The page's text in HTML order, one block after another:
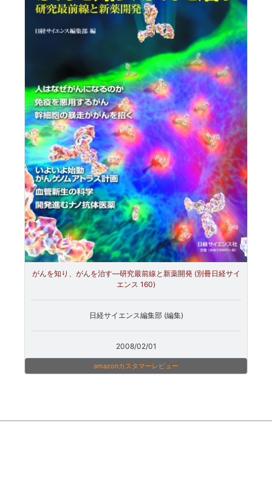
がんを知り、がんを治す―研究最前線と新薬開発 (別冊日経サイ
エンス 160)
日経サイエンス編集部 (編集)
2008/02/01
amazonカスタマーレビュー